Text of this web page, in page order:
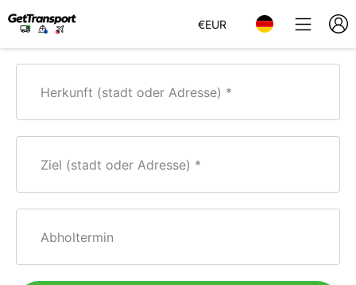
€EUR
Herkunft (stadt oder Adresse)
Ziel (stadt oder Adresse)
Abholtermin